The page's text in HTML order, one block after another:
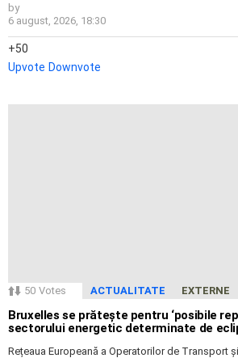
by
6 august, 2026, 18:30
50
Upvote Downvote
50 Votes ACTUALITATE EXTERNE
Bruxelles se prătește pentru ‘posibile
sectorului energetic determinate de
Rețeaua Europeană a Operatorilor de Transport